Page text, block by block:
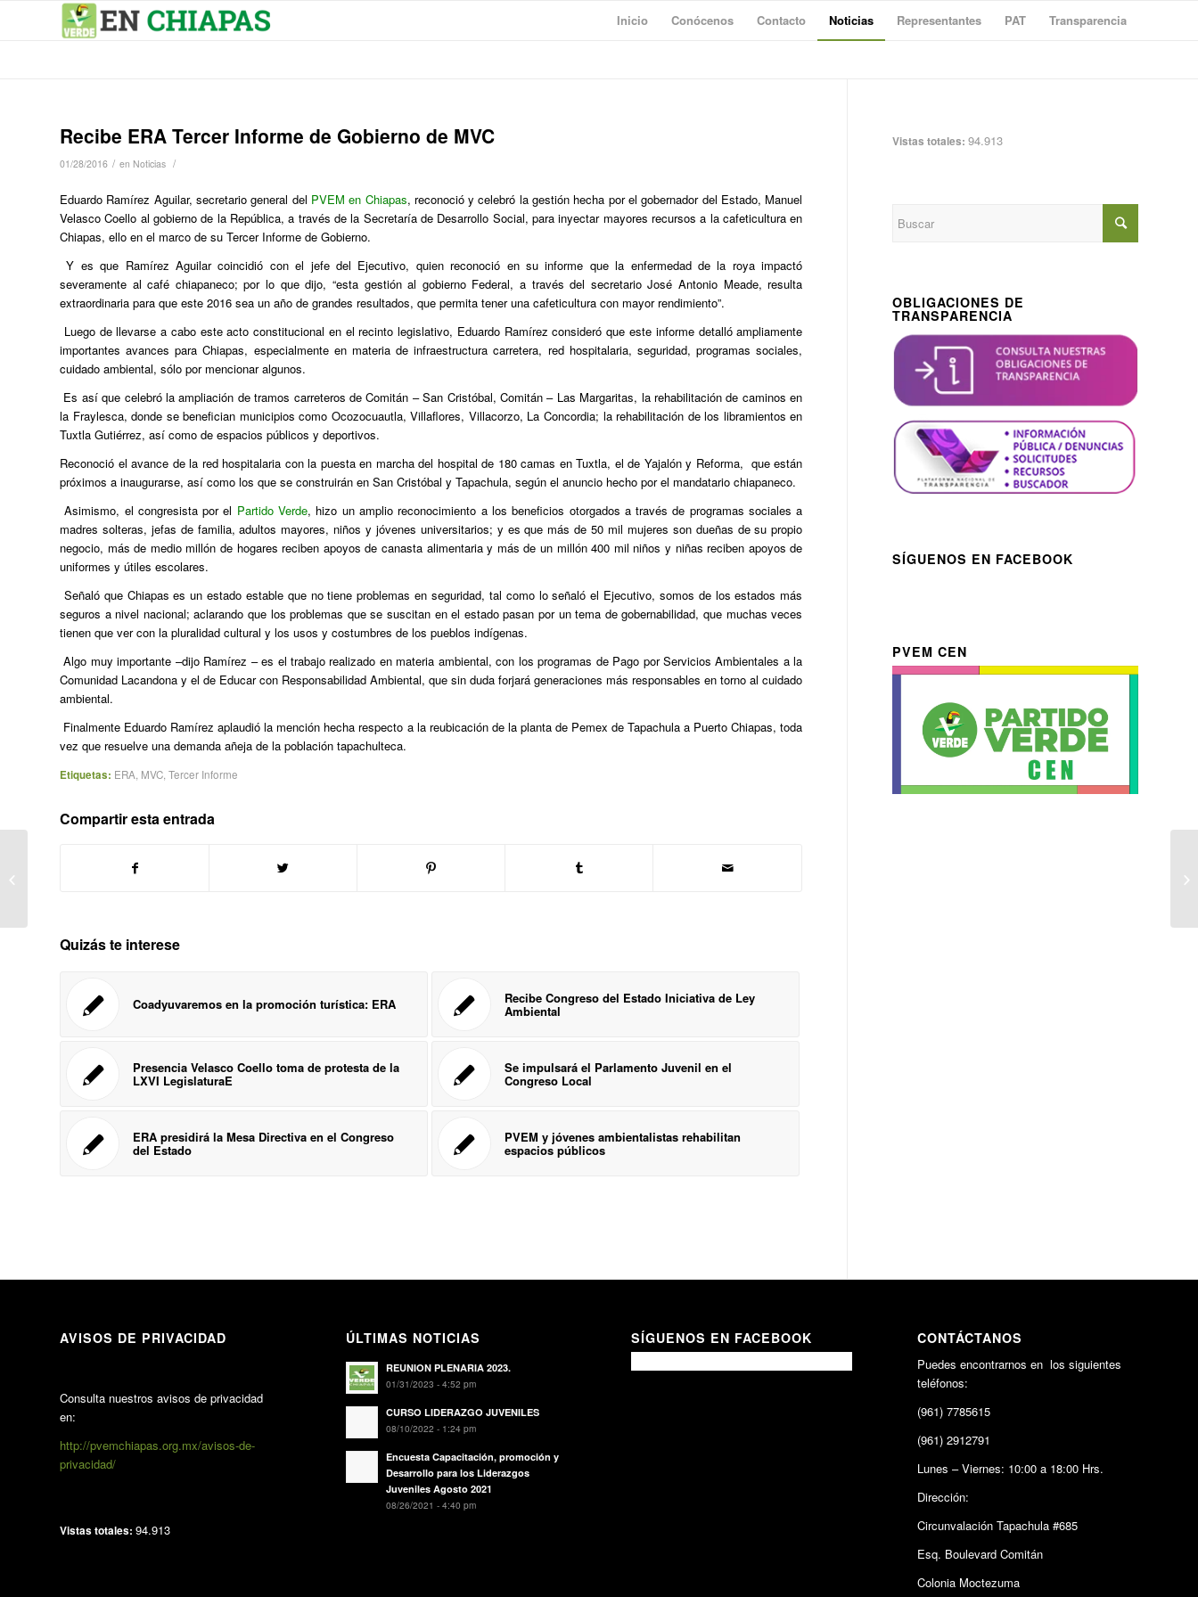
Inicio Conócenos Contacto Noticias Representantes PAT Transparencia
Recibe ERA Tercer Informe de Gobierno de MVC
01/28/2016 / en Noticias /
Eduardo Ramírez Aguilar, secretario general del PVEM en Chiapas, reconoció y celebró la gestión hecha por el gobernador del Estado, Manuel
Velasco Coello al gobierno de la República, a través de la Secretaría de Desarrollo Social, para inyectar mayores recursos a la cafeticultura en
Chiapas, ello en el marco de su Tercer Informe de Gobierno.
Y es que Ramírez Aguilar coincidió con el jefe del Ejecutivo, quien reconoció en su informe que la enfermedad de la roya impactó
severamente al café chiapaneco; por lo que dijo, “esta gestión al gobierno Federal, a través del secretario José Antonio Meade, resulta
extraordinaria para que este 2016 sea un año de grandes resultados, que permita tener una cafeticultura con mayor rendimiento”.
Luego de llevarse a cabo este acto constitucional en el recinto legislativo, Eduardo Ramírez consideró que este informe detalló ampliamente
importantes avances para Chiapas, especialmente en materia de infraestructura carretera, red hospitalaria, seguridad, programas sociales,
cuidado ambiental, sólo por mencionar algunos.
Es así que celebró la ampliación de tramos carreteros de Comitán – San Cristóbal, Comitán – Las Margaritas, la rehabilitación de caminos en
la Fraylesca, donde se benefician municipios como Ocozocuautla, Villaflores, Villacorzo, La Concordia; la rehabilitación de los libramientos en
Tuxtla Gutiérrez, así como de espacios públicos y deportivos.
Reconoció el avance de la red hospitalaria con la puesta en marcha del hospital de 180 camas en Tuxtla, el de Yajalón y Reforma, que están
próximos a inaugurarse, así como los que se construirán en San Cristóbal y Tapachula, según el anuncio hecho por el mandatario chiapaneco.
Asimismo, el congresista por el Partido Verde, hizo un amplio reconocimiento a los beneficios otorgados a través de programas sociales a
madres solteras, jefas de familia, adultos mayores, niños y jóvenes universitarios; y es que más de 50 mil mujeres son dueñas de su propio
negocio, más de medio millón de hogares reciben apoyos de canasta alimentaria y más de un millón 400 mil niños y niñas reciben apoyos de
uniformes y útiles escolares.
Señaló que Chiapas es un estado estable que no tiene problemas en seguridad, tal como lo señaló el Ejecutivo, somos de los estados más
seguros a nivel nacional; aclarando que los problemas que se suscitan en el estado pasan por un tema de gobernabilidad, que muchas veces
tienen que ver con la pluralidad cultural y los usos y costumbres de los pueblos indígenas.
Algo muy importante –dijo Ramírez – es el trabajo realizado en materia ambiental, con los programas de Pago por Servicios Ambientales a la
Comunidad Lacandona y el de Educar con Responsabilidad Ambiental, que sin duda forjará generaciones más responsables en torno al cuidado
ambiental.
Finalmente Eduardo Ramírez aplaudió la mención hecha respecto a la reubicación de la planta de Pemex de Tapachula a Puerto Chiapas, toda
vez que resuelve una demanda añeja de la población tapachulteca.
Etiquetas: ERA, MVC,Tercer Informe
Compartir esta entrada
Quizás te interese
Coadyuvaremos en la promoción turística: ERA Recibe Congreso del Estado Iniciativa de Ley
Ambiental
Presencia Velasco Coello toma de protesta de la
LXVI LegislaturaE
Se impulsará el Parlamento Juvenil en el
Congreso Local
ERA presidirá la Mesa Directiva en el Congreso
del Estado
PVEM y jóvenes ambientalistas rehabilitan
espacios públicos
Vistas totales:94.913
OBLIGACIONES DE
TRANSPARENCIA
SÍGUENOS EN FACEBOOK
PVEM CEN
AVISOS DE PRIVACIDAD
Consulta nuestros avisos de privacidad
en:
http://pvemchiapas.org.mx/avisos-de-
privacidad/
Vistas totales: 94.913
ÚLTIMAS NOTICIAS
REUNION PLENARIA 2023.
01/31/2023 - 4:52 pm
CURSO LIDERAZGO JUVENILES
08/10/2022 - 1:24 pm
Encuesta Capacitación, promoción y
Desarrollo para los Liderazgos
Juveniles Agosto 2021
08/26/2021 - 4:40 pm
SÍGUENOS EN FACEBOOK CONTÁCTANOS
Puedes encontrarnos en los siguientes
teléfonos:
(961) 7785615
(961) 2912791
Lunes – Viernes: 10:00 a 18:00 Hrs.
Dirección:
Circunvalación Tapachula #685
Esq. Boulevard Comitán
Colonia Moctezuma
Coadyuvaremos en la promoción